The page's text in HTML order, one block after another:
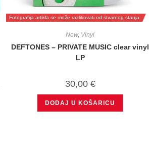
Fotografija artikla se može razlikovati od stvarnog stanja
New, Vinyl
DEFTONES – PRIVATE MUSIC clear vinyl
LP
30,00 €
DODAJ U KOŠARICU